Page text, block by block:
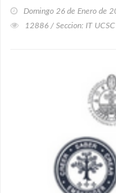
Domingo 26 de Enero de
12886 / Seccion: IT